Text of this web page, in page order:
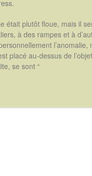
était plutôt floue, mais il
à des rampes et à
l’anomalie,
placé au-dessus de
se sont “